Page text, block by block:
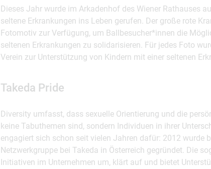
Dieses Jahr wurde im Arkadenhof des Wiener Rathauses
seltene Erkrankungen ins Leben gerufen. Der große rote
Fotomotiv zur Verfügung, um Ballbesucher*innen die
seltenen Erkrankungen zu solidarisieren. Für jedes Foto
Verein zur Unterstützung von Kindern mit einer seltenen
Takeda Pride
Diversity umfasst, dass sexuelle Orientierung und die
keine Tabuthemen sind, sondern Individuen in ihrer
engagiert sich schon seit vielen Jahren dafür: 2012 wurde
Netzwerkgruppe bei Takeda in Österreich gegründet. Die
Initiativen im Unternehmen um, klärt auf und bietet